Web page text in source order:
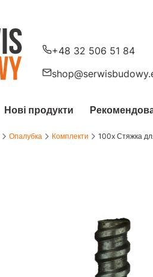
+48 32 506 51 84
Нові продукти
Опалубка Комплекти 100x Стяжка